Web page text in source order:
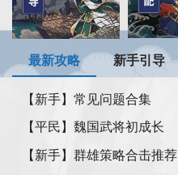
最新攻略 新手引导
【新手】常见问题合集
【平民】魏国武将初成长
【新手】群雄策略合击推荐